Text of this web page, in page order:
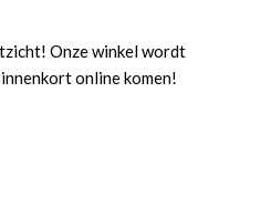
Onze winkel wordt
online komen!